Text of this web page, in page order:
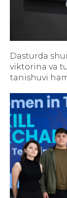
Dasturda
viktorina va
tanishuvi